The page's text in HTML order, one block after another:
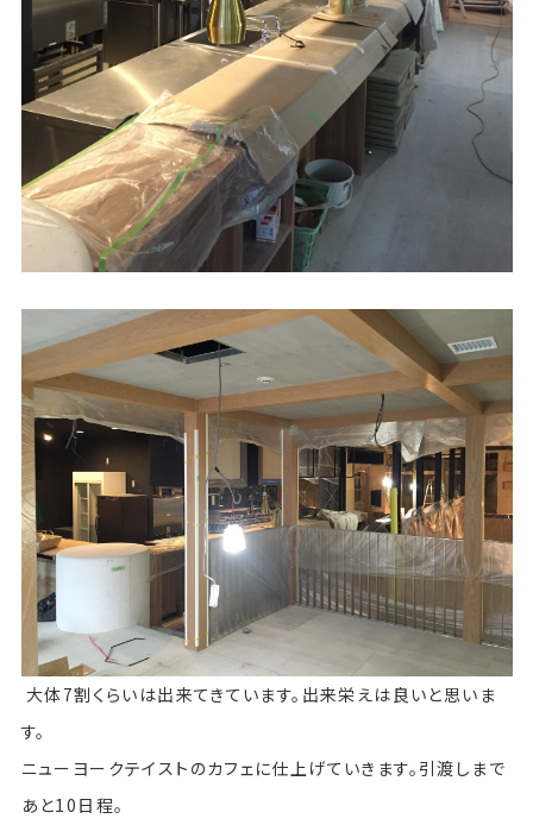
大体7割くらいは出来てきています。出来栄えは良いと思いま
す。
ニューヨークテイストのカフェに仕上げていきます。引渡しまで
あと10日程。